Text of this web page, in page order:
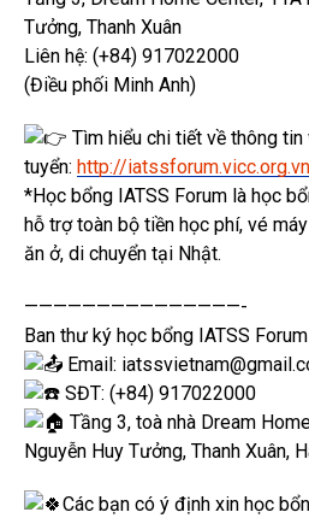
Tưởng, Thanh Xuân
Liên hệ: (+84) 917022000
(Điều phối Minh Anh)
Tìm hiểu chi tiết về thông
tuyển: http://
*Học bổng IATSS Forum là học
hỗ trợ toàn bộ tiền học phí, vé
ăn ở, di chuyển tại Nhật.
———————————————-
Ban thư ký học bổng IATSS
Email:
SĐT: (+84) 917022000
Tầng 3, toà nhà Dream
Nguyễn Huy Tưởng, Thanh Xuân,
Các bạn có ý định xin học